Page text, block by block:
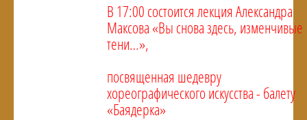
В 17:00 состоится лекция Александра
Максова «Вы снова здесь, изменчивые
тени…»,
посвященная шедевру
хореографического искусства - балету
«Баядерка»